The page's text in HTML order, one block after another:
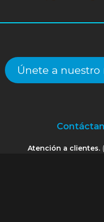
Únete a
Atención a clientes.